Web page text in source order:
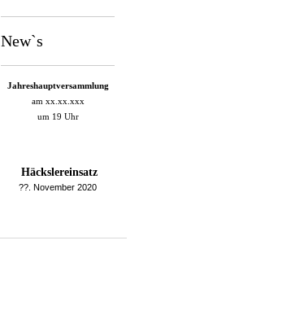
New`s
Jahreshauptversammlung
am xx.xx.xxx
um 19 Uhr
Häckslereinsatz
??. November 2020